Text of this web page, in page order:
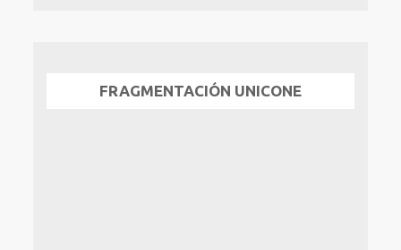
FRAGMENTACIÓN UNICONE